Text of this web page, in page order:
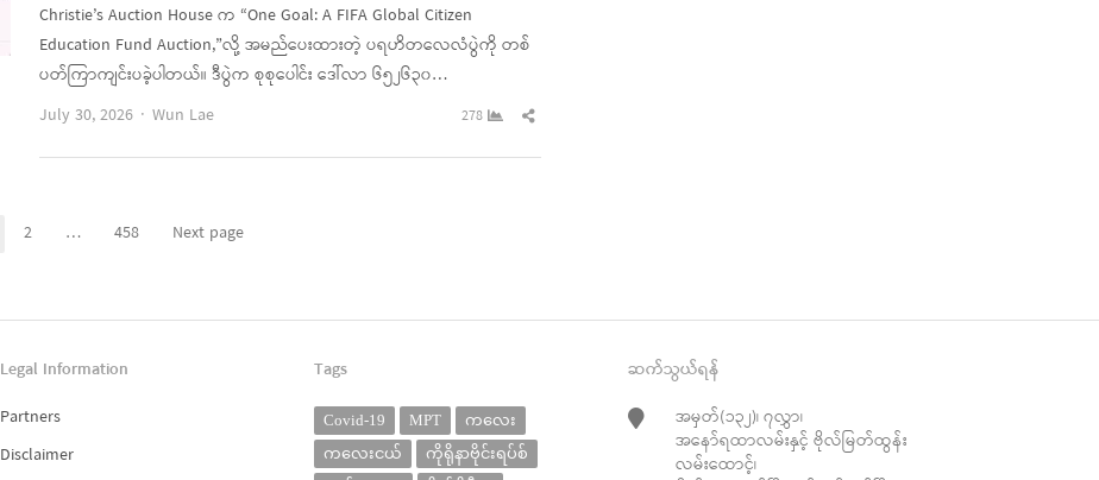
Christie’s Auction House က “One Goal: A FIFA Global Citizen
Education Fund Auction,”လို့ အမည်ပေးထားတဲ့ ပရဟိတလေလံပွဲကို တစ်
ပတ်ကြာကျင်းပခဲ့ပါတယ်။ ဒီပွဲက စုစုပေါင်း ဒေါ်လာ ၆၅၂၆၃၀…
July 30, 2026
Author
Wun Lae 278
Share
post
Page Page
2 … Page
458 Next page
Legal Information
Partners
Disclaimer
Tags
Covid-19 MPT
ကလေး
ကလေးငယ်
ကိုရိုနာဗိုင်းရပ်စ်
ဆက်သွယ်ရန်
အမှတ်(၁၃၂)၊ ၇လွှာ၊
အနော်ရထာလမ်းနှင့် ဗိုလ်မြတ်ထွန်း
လမ်းထောင့်၊